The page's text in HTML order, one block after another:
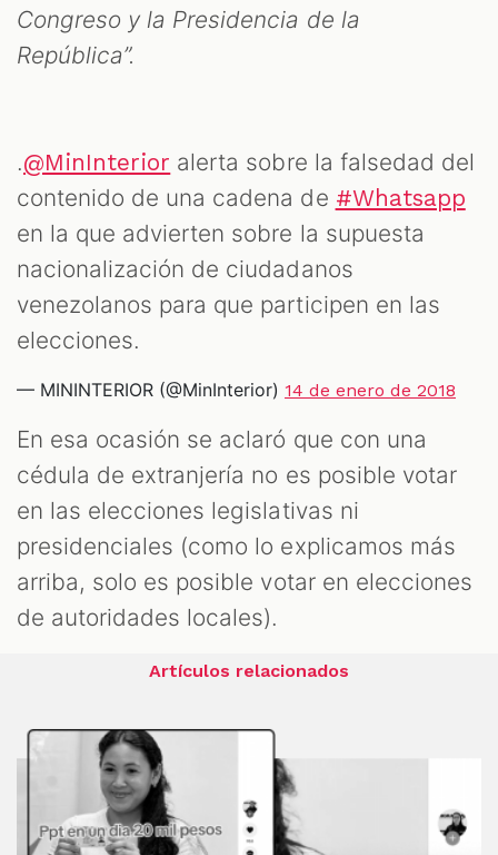
Congreso y la Presidencia de la
República”.
.@MinInterior alerta sobre la falsedad del
contenido de una cadena de #Whatsapp
en la que advierten sobre la supuesta
nacionalización de ciudadanos
venezolanos para que participen en las
elecciones.
— MININTERIOR (@MinInterior) 14 de enero de 2018
En esa ocasión se aclaró que con una
cédula de extranjería no es posible votar
en las elecciones legislativas ni
presidenciales (como lo explicamos más
arriba, solo es posible votar en elecciones
de autoridades locales).
Artículos relacionados